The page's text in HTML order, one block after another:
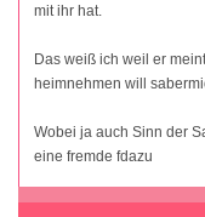
mit ihr hat.
Das weiß ich weil er
heimnehmen will
Wobei ja auch Sinn der
eine fremde fdazu